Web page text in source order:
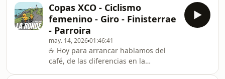
soluciones. Ha sido una mala gestión?
Un error? Ha sido premeditado?
administración concursal y la
convocatoria de "xuntanza" para el
viernes 22 nos ponemos a investigar y
compartimos en este episodio toda la
información que hemos recompilado
para luego mostrar nuestro punto de
vista sobre la situación e intentar
Copas XCO - Ciclismo
femenino - Giro - Finisterrae
- Parroira
may. 14, 202601:46:41
☕️ Hoy para arrancar hablamos del
café, de las diferencias en la